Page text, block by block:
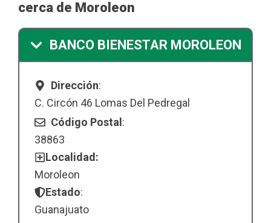
cerca de Moroleon
BANCO BIENESTAR MOROLEON
Dirección:
C. Circón 46 Lomas Del Pedregal
Código Postal :
38863
Localidad:
Moroleon
Estado:
Guanajuato